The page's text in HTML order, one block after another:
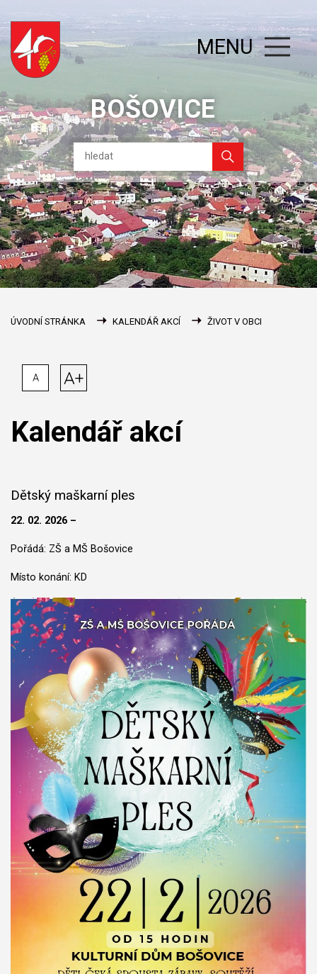
BOŠOVICE
MENU
ÚVODNÍ STRÁNKA KALENDÁŘ AKCÍ ŽIVOT V OBCI
A A+
Kalendář akcí
Dětský maškarní ples
22. 02. 2026 –
Pořádá: ZŠ a MŠ Bošovice
Místo konání: KD